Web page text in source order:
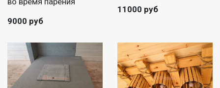
9000 руб
11000 руб